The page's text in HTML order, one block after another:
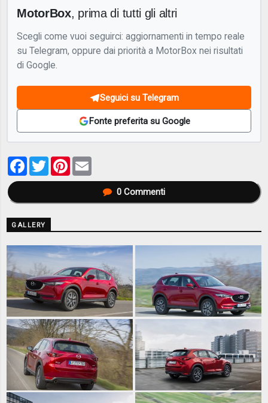
MotorBox, prima di tutti gli altri
Scegli come vuoi seguirci: aggiornamenti in tempo reale
su Telegram, oppure dai priorità a MotorBox nei risultati
di Google.
Seguici su Telegram
Fonte preferita su Google
Facebook
TwitterPinterest
0Commenti
GALLERY